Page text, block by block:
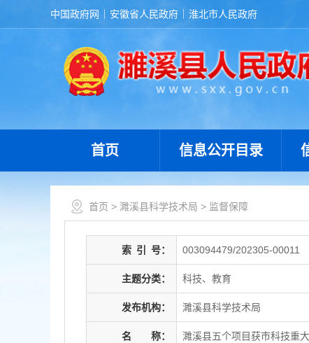
中国政府网 安徽省人民政府 淮北市人民政府
首页 信息公开目录
首页 > 濉溪县科学技术局 > 监督保障
索 引 号： 003094479/202305-00011
主题分类： 科技、教育
发布机构： 濉溪县科学技术局
名 称： 濉溪县五个项目获市科技重